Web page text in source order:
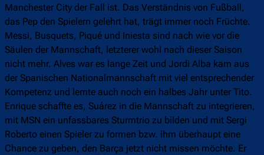
Manchester City der Fall ist. Das Verständnis von Fußball,
das Pep den Spielern gelehrt hat, trägt immer noch Früchte.
Messi, Busquets, Piqué und Iniesta sind nach wie vor die
Säulen der Mannschaft, letzterer wohl nach dieser Saison
nicht mehr. Alves war es lange Zeit und Jordi Alba kam aus
der Spanischen Nationalmannschaft mit viel entsprechender
Kompetenz und lernte auch noch ein halbes Jahr unter Tito.
Enrique schaffte es, Suárez in die Mannschaft zu integrieren,
mit MSN ein unfassbares Sturmtrio zu bilden und mit Sergi
Roberto einen Spieler zu formen bzw. ihm überhaupt eine
Chance zu geben, den Barça jetzt nicht missen möchte. Er